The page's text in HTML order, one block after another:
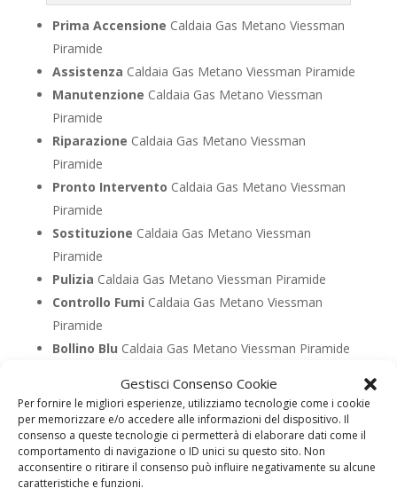
Gestisci Consenso Cookie
Per fornire le migliori esperienze, utilizziamo tecnologie come i cookie
per memorizzare e/o accedere alle informazioni del dispositivo. Il
consenso a queste tecnologie ci permetterà di elaborare dati come il
comportamento di navigazione o ID unici su questo sito. Non
acconsentire o ritirare il consenso può influire negativamente su alcune
caratteristiche e funzioni.
Prima Accensione Caldaia Gas Metano Viessman
Piramide
Assistenza Caldaia Gas Metano Viessman Piramide
Manutenzione Caldaia Gas Metano Viessman
Piramide
Riparazione Caldaia Gas Metano Viessman
Piramide
Pronto Intervento Caldaia Gas Metano Viessman
Piramide
Sostituzione Caldaia Gas Metano Viessman
Piramide
Pulizia Caldaia Gas Metano Viessman Piramide
Controllo Fumi Caldaia Gas Metano Viessman
Piramide
Bollino Blu Caldaia Gas Metano Viessman Piramide
Offerte
Caldaia Gas Metano Viessman Piramide
UTILIZZA IL FORM PER RICHIEDERE ASSISTENZA PER
LA TUA CALDAIA